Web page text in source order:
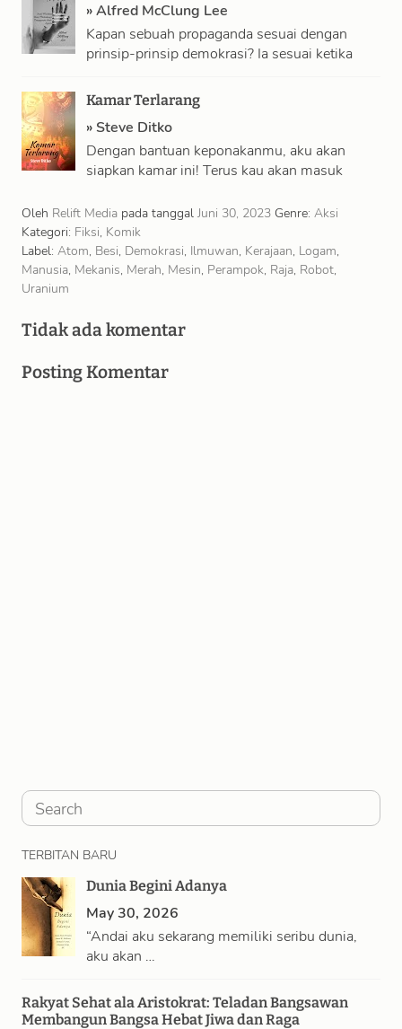
»Alfred McClung Lee
Kapan sebuah propaganda sesuai dengan
prinsip-prinsip demokrasi? Ia sesuai ketika
demokrasi; ia antagonistik ketika meruntuhkan
Kamar Terlarang
»Steve Ditko
Dengan bantuan keponakanmu, aku akan
siapkan kamar ini! Terus kau akan masuk
bulan... …
Oleh Relift Media pada tanggal Juni 30, 2023 Genre: Aksi
Kategori: Fiksi, Komik
Label: Atom, Besi, Demokrasi, Ilmuwan, Kerajaan, Logam,
Manusia, Mekanis, Merah, Mesin, Perampok, Raja, Robot,
Uranium
Tidak ada komentar
Posting Komentar
S
a
r
c
h
TERBITAN BARU
Dunia Begini Adanya
May 30, 2026
“Andai aku sekarang memiliki seribu dunia,
aku akan …
Rakyat Sehat ala Aristokrat: Teladan Bangsawan
Membangun Bangsa Hebat Jiwa dan Raga